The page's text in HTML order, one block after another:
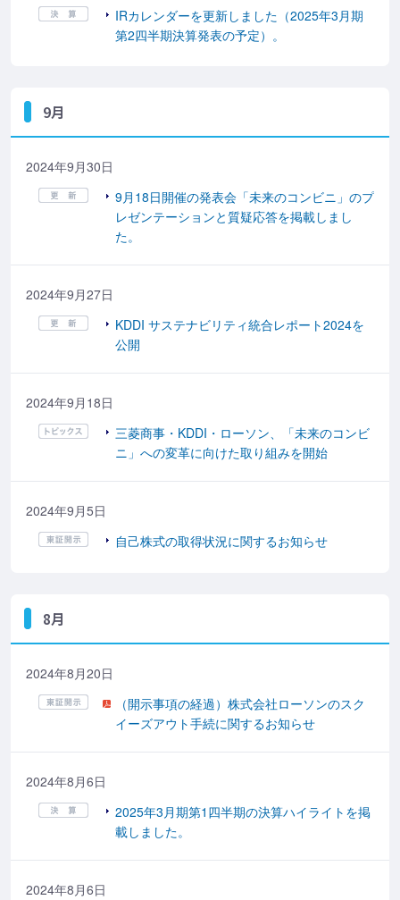
IRカレンダーを更新しました（2025年3月期
第2四半期決算発表の予定）。
9月
2024年9月30日
9月18日開催の発表会「未来のコンビニ」のプ
レゼンテーションと質疑応答を掲載しまし
た。
2024年9月27日
KDDI サステナビリティ統合レポート2024を
公開
2024年9月18日
三菱商事・KDDI・ローソン、「未来のコンビ
ニ」への変革に向けた取り組みを開始
2024年9月5日
自己株式の取得状況に関するお知らせ
8月
2024年8月20日
（開示事項の経過）株式会社ローソンのスク
イーズアウト手続に関するお知らせ
2024年8月6日
2025年3月期第1四半期の決算ハイライトを掲
載しました。
2024年8月6日